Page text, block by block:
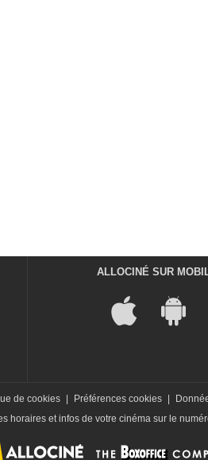
ALLOCINÉ SUR
de cookies Préférences cookies
horaires et infos de votre cinéma sur le